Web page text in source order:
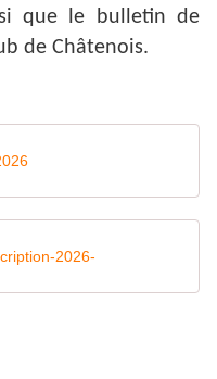
que le bulletin de
de Châtenois.
2026-